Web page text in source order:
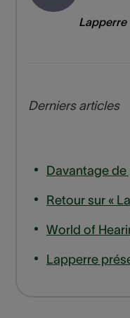
Lapperre
Derniers articles